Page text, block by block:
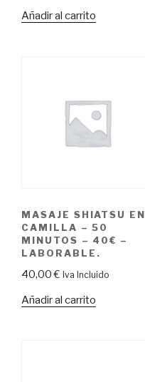
Añadir al carrito
MASAJE SHIATSU EN
CAMILLA – 50
MINUTOS – 40€ –
LABORABLE.
40,00€ Iva Incluido
Añadir al carrito